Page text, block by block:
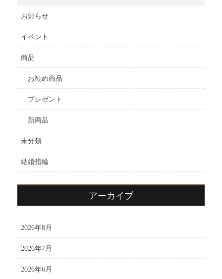
お知らせ
イベント
商品
お勧め商品
プレゼント
新商品
未分類
結婚指輪
アーカイブ
2026年8月
2026年7月
2026年6月